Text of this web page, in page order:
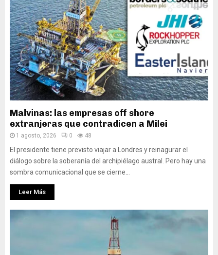
Malvinas: las empresas off shore
extranjeras que contradicen a Milei
1 agosto, 2026 0 48
El presidente tiene previsto viajar a Londres y reinagurar el
diálogo sobre la soberanía del archipiélago austral. Pero hay una
sombra comunicacional que se cierne...
Leer Más